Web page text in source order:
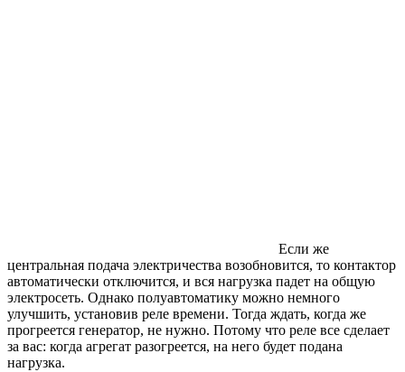
Если же
центральная подача электричества возобновится, то контактор
автоматически отключится, и вся нагрузка падет на общую
электросеть. Однако полуавтоматику можно немного
улучшить, установив реле времени. Тогда ждать, когда же
прогреется генератор, не нужно. Потому что реле все сделает
за вас: когда агрегат разогреется, на него будет подана
нагрузка.